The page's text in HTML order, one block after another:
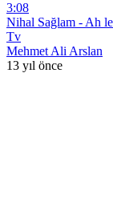
3:08
Nihal Sağlam - Ah
Tv
Mehmet Ali Arslan
13 yıl önce